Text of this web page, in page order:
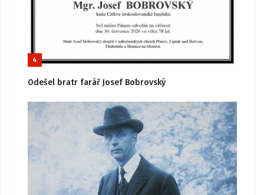
4
Odešel bratr farář Josef Bobrovský